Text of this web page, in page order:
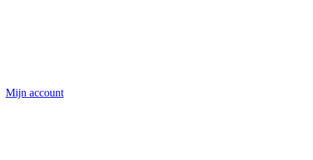
Mijn account